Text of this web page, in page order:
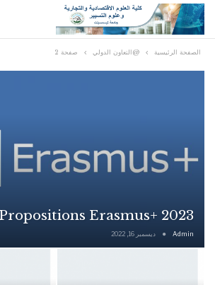
الصفحة الرئيسية @التعاون الدولي صفحة 2
Erasmus+ 2023
Admin ديسمبر 16, 2022